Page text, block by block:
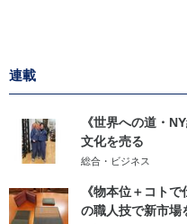
連載
《世界への道・
文化を売る
総合・ビジネス
《物本位＋コト
の職人技で新市場